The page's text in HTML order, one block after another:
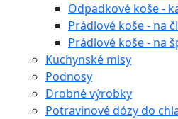
Odpadkové koše -
Prádlové koše - na
Prádlové koše - na
Kuchynské misy
Podnosy
Drobné výrobky
Potravinové dózy do